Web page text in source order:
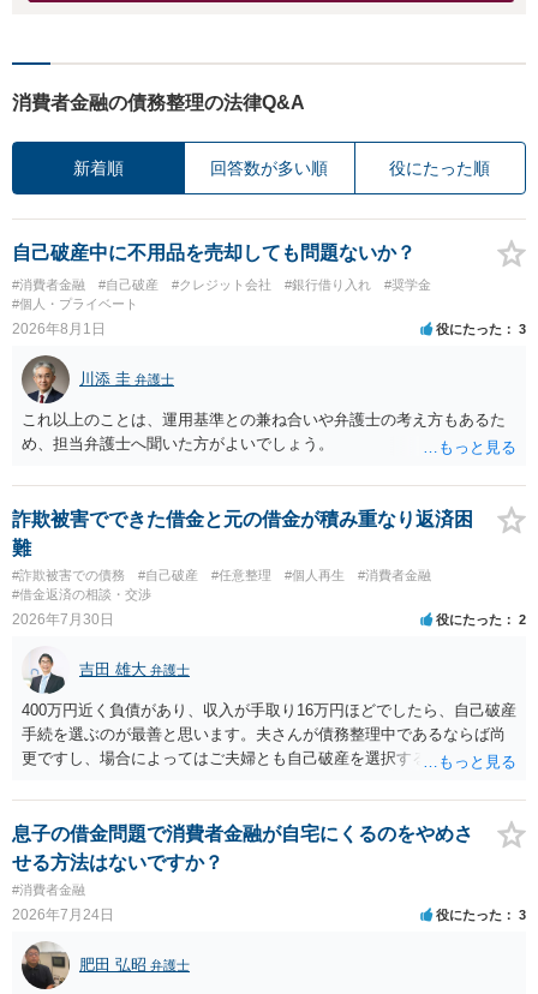
消費者金融の債務整理の法律Q&A
新着順 回答数が多い順 役にたった順
自己破産中に不用品を売却しても問題ないか？
#消費者金融 #自己破産 #クレジット会社 #銀行借り入れ
#奨学金
#個人・プライベート
2026年8月1日 役にたった 3
川添 圭 弁護士
これ以上のことは、運用基準との兼ね合いや弁護士の考え方もあるた
め、担当弁護士へ聞いた方がよいでしょう。
詐欺被害でできた借金と元の借金が積み重なり返済困
難
#詐欺被害での債務 #自己破産 #任意整理 #個人再生
#消費者金融
#借金返済の相談・交渉
2026年7月30日 役にたった 2
吉田 雄大 弁護士
400万円近く負債があり、収入が手取り16万円ほどでしたら、自己破産
手続を選ぶのが最善と思います。夫さんが債務整理中であるならば尚
更ですし、場合によってはご夫婦とも自己破産を選択する方法もある
息子の借金問題で消費者金融が自宅にくるのをやめさ
せる方法はないですか？
#消費者金融
2026年7月24日 役にたった 3
肥田 弘昭 弁護士